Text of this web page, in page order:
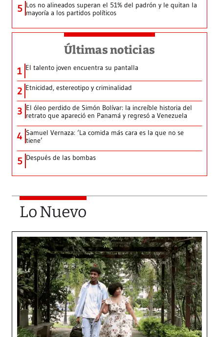
5 Los no alineados superan el 51% del padrón y le quitan la
mayoría a los partidos políticos
Últimas noticias
1 El talento joven encuentra su pantalla​
2 Etnicidad, estereotipo y criminalidad
3 El óleo perdido de Simón Bolívar: la increíble historia del
retrato que apareció en Panamá y regresó a Venezuela
4 Samuel Vernaza: ‘La comida más cara es la que no se
tiene’
5 Después de las bombas
Lo Nuevo